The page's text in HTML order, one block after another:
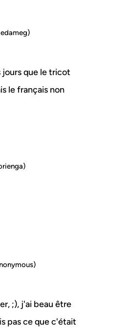
que le tricot
le français non
;), j'ai beau être
pas ce que c'était